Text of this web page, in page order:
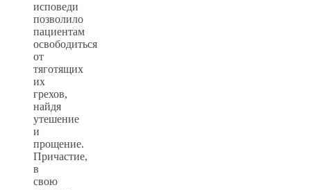
исповеди
позволило
пациентам
освободиться
от
тяготящих
их
грехов,
найдя
утешение
и
прощение.
Причастие,
в
свою